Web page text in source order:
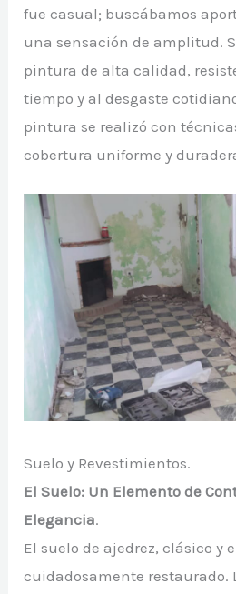
fue casual; buscábamos
una sensación de amplitud.
pintura de alta calidad,
tiempo y al desgaste
pintura se realizó con
cobertura uniforme y
Suelo y Revestimientos.
El Suelo: Un Elemento de
Elegancia.
El suelo de ajedrez, clásico y
cuidadosamente restaurado.